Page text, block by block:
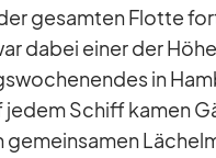
ge­sam­ten Flotte
da­bei ei­ner der
in
je­dem Schiff ka­men
ge­mein­sa­men